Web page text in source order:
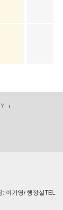
: 이기영/ 행정실TEL